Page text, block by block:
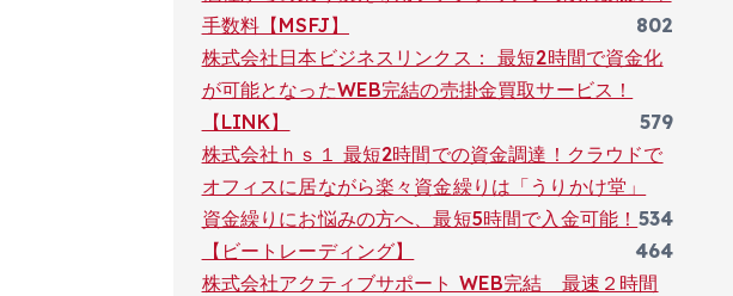
手数料【MSFJ】
802
株式会社日本ビジネスリンクス： 最短2時間で資金化
が可能となったWEB完結の売掛金買取サービス！
【LINK】
579
株式会社ｈｓ１ 最短2時間での資金調達！クラウドで
オフィスに居ながら楽々資金繰りは「うりかけ堂」
534
資金繰りにお悩みの方へ、最短5時間で入金可能！
【ビートレーディング】
464
株式会社アクティブサポート WEB完結 最速２時間